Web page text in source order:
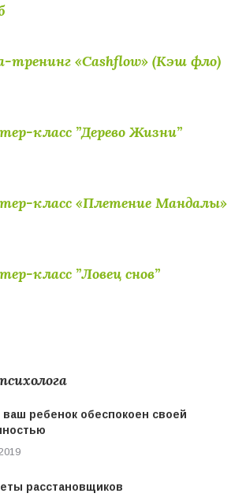
тренинг «Cashflow» (Кэш фло)
класс ”Дерево Жизни”
класс «Плетение Мандалы»
класс ”Ловец снов”
ваш ребенок обеспокоен своей
расстановщиков